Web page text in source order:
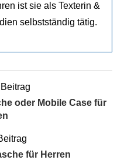
ist sie als Texterin &
selbstständig tätig.
oder Mobile Case für
für Herren